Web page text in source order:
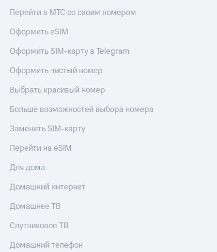
телефона
МТС Pay
Оплата
коду
за границей
Смартфоны
Наушники
колонки
Умные
и
трекеры
дом
Планшеты
Перейти в МТС со своим номером
Оформить eSIM
Оформить SIM-карту в Telegram
Оформить чистый номер
Выбрать красивый номер
Больше возможностей выбора номера
Заменить SIM-карту
Перейти на eSIM
Для дома
Домашний интернет
Домашнее ТВ
Спутниковое ТВ
Домашний телефон